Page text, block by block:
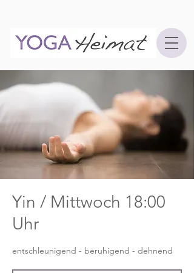
Yin / Mittwoch 18:00
Uhr
entschleunigend - beruhigend - dehnend